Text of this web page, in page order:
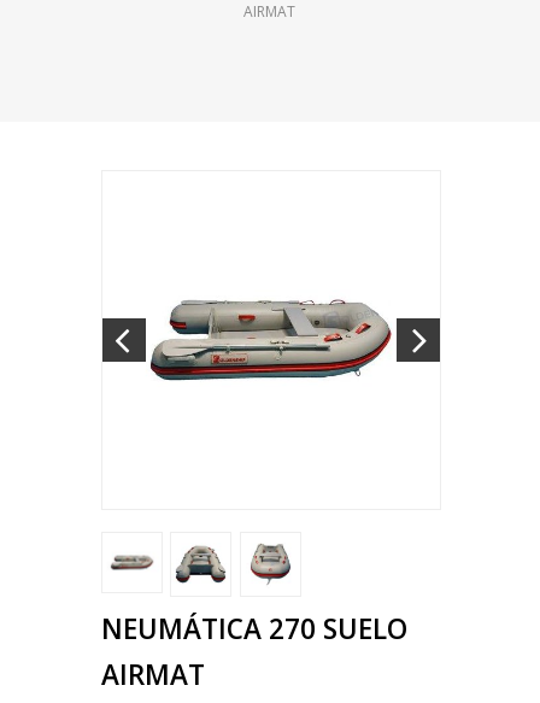
AIRMAT
NEUMÁTICA 270 SUELO
AIRMAT